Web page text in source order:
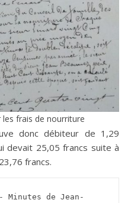
frais de nourriture
donc débiteur de 1,29
devait 25,05 francs suite à
francs.
Minutes de Jean-